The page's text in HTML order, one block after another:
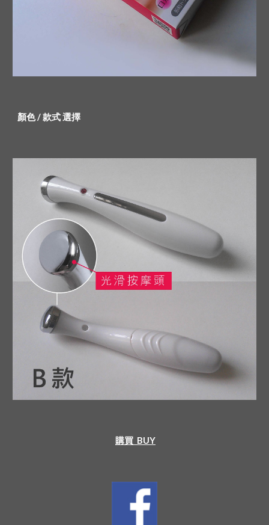
顏色 / 款式 選擇
購買  BUY